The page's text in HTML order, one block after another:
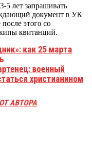
5 лет запрашивать
документ в УК
этого со
квитанций.
как 25 марта
военный
христианином
АВТОРА